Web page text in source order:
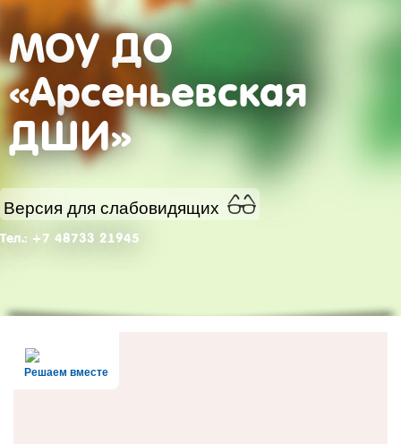
МОУ ДО
«Арсеньевская
ДШИ»
Версия для слабовидящих
Тел.: +7 48733 21945
Решаем вместе